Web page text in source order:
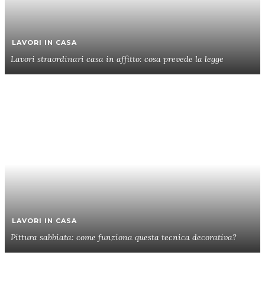
LAVORI IN CASA
Lavori straordinari casa in affitto: cosa prevede la legge
LAVORI IN CASA
Pittura sabbiata: come funziona questa tecnica decorativa?